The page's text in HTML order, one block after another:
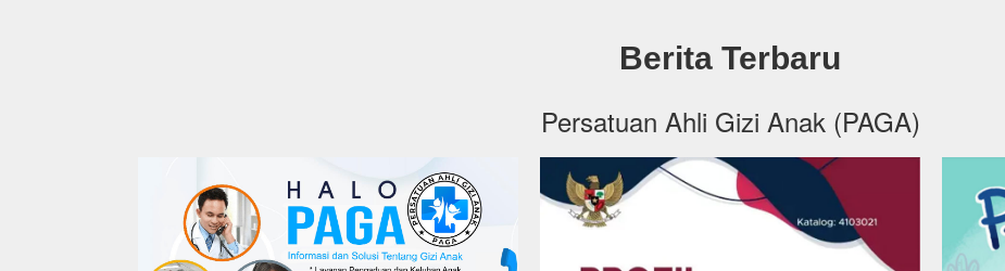
Berita Terbaru
Persatuan Ahli Gizi Anak (PAGA)